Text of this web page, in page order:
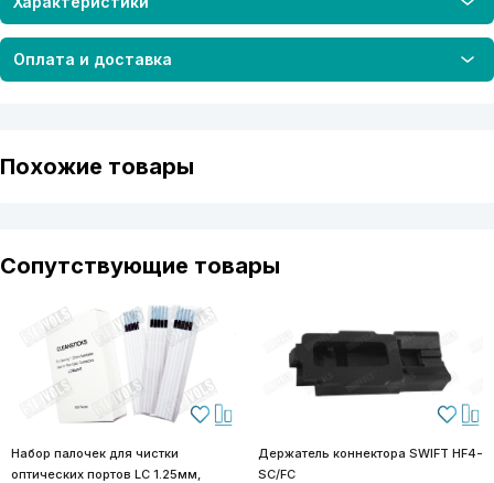
Оплата и доставка
Похожие товары
Сопутствующие товары
Набор палочек для чистки
оптических портов LC 1.25мм,
Держатель коннектора SWIFT HF4-
SC/FC